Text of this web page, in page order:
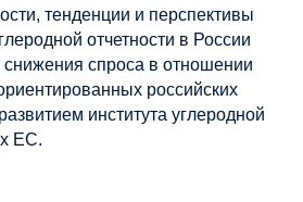
тенденции и перспективы
отчетности в России
снижения спроса в отношении
российских
института углеродной
ЕС.